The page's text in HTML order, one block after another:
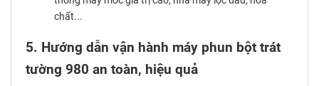
chất...
5. Hướng dẫn vận hành máy phun bột trát
tường 980 an toàn, hiệu quả